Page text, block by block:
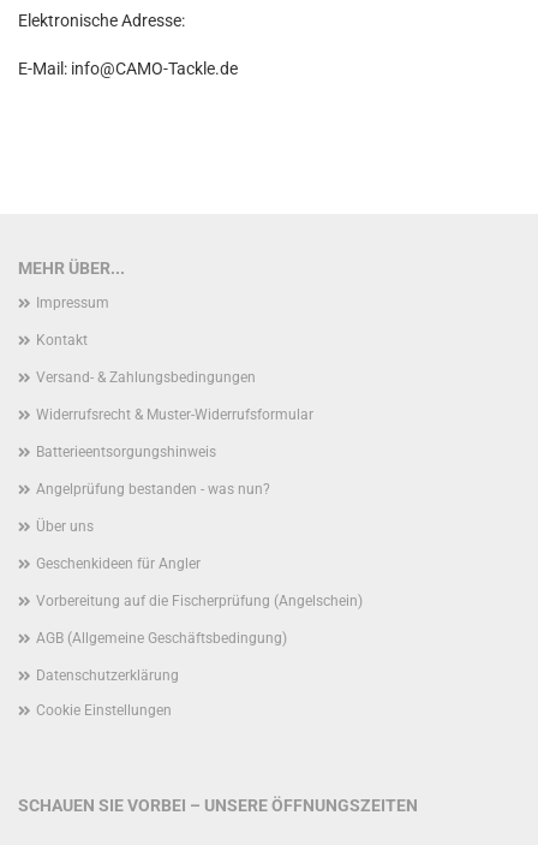
Elektronische Adresse:
E-Mail: info@CAMO-Tackle.de
MEHR ÜBER...
Impressum
Kontakt
Versand- & Zahlungsbedingungen
Widerrufsrecht & Muster-Widerrufsformular
Batterieentsorgungshinweis
Angelprüfung bestanden - was nun?
Über uns
Geschenkideen für Angler
Vorbereitung auf die Fischerprüfung (Angelschein)
AGB (Allgemeine Geschäftsbedingung)
Datenschutzerklärung
Cookie Einstellungen
SCHAUEN SIE VORBEI – UNSERE ÖFFNUNGSZEITEN